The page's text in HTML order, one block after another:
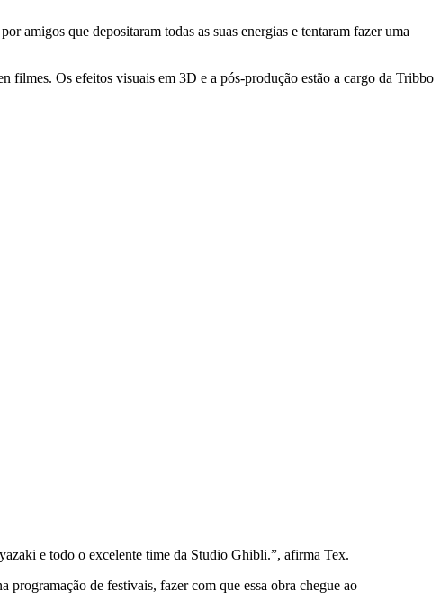
amigos que depositaram todas as suas energias e tentaram fazer uma
filmes. Os efeitos visuais em 3D e a pós-produção estão a cargo da Tribbo
e todo o excelente time da Studio Ghibli.”, afirma Tex.
de festivais, fazer com que essa obra chegue ao